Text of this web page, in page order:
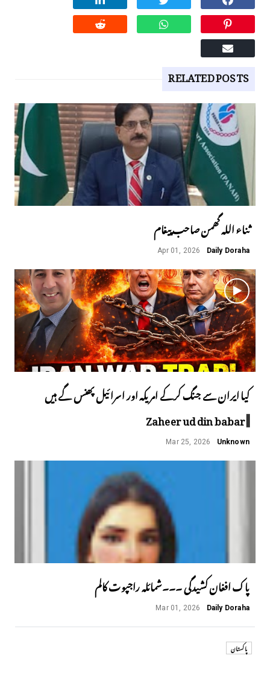
RELATED POSTS
ثناء اللہ گھمن صاحب پیغام
Daily Doraha
Apr 01, 2026
کیا ایران سے جنگ کرکے امریکہ اور اسرائیل پھنس گے ہیں
||Zaheer ud din babar
Unknown
Mar 25, 2026
پاک افغان کشیدگی ۔۔۔شمائلہ راجپوت کالم
Daily Doraha
Mar 01, 2026
پاکستان